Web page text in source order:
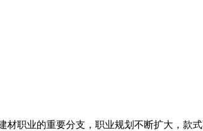
职业的重要分支，职业规划不断扩大，款